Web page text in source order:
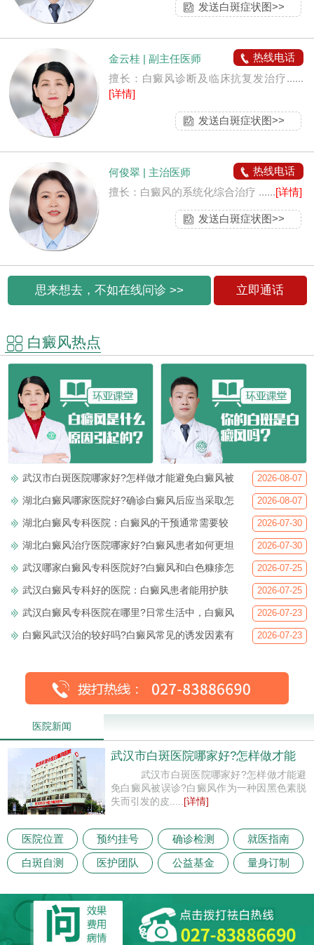
发送白斑症状图>>
金云桂 | 副主任医师
热线电话
擅长：白癜风诊断及临床抗复发治疗......
[详情]
发送白斑症状图>>
何俊翠 | 主治医师
热线电话
擅长：白癜风的系统化综合治疗 ......[详情]
发送白斑症状图>>
思来想去，不如在线问诊 >> 立即通话
白癜风热点
武汉市白斑医院哪家好?怎样做才能避免白癜风被 2026-08-07
湖北白癜风哪家医院好?确诊白癜风后应当采取怎 2026-08-07
湖北白癜风专科医院：白癜风的干预通常需要较 2026-07-30
湖北白癜风治疗医院哪家好?白癜风患者如何更坦 2026-07-30
武汉哪家白癜风专科医院好?白癜风和白色糠疹怎 2026-07-25
武汉白癜风专科好的医院：白癜风患者能用护肤 2026-07-25
武汉白癜风专科医院在哪里?日常生活中，白癜风 2026-07-23
白癜风武汉治的较好吗?白癜风常见的诱发因素有 2026-07-23
医院新闻
武汉市白斑医院哪家好?怎样做才能
武汉市白斑医院哪家好?怎样做才能避
免白癜风被误诊?白癜风作为一种因黑色素脱
失而引发的皮..... [详情]
医院位置 预约挂号 确诊检测 就医指南
白斑自测 医护团队 公益基金 量身订制